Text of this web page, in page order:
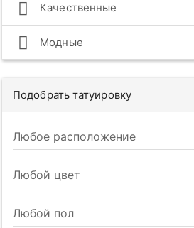
Качественные
Модные
Подобрать татуировку